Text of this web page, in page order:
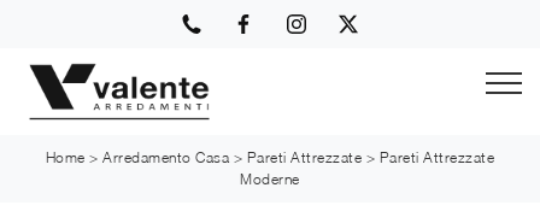
Home >Arredamento Casa > Pareti Attrezzate > Pareti Attrezzate
Moderne